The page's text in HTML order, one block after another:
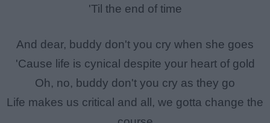
'Til the end of time
And dear, buddy don't you cry when she goes
'Cause life is cynical despite your heart of gold
Oh, no, buddy don't you cry as they go
Life makes us critical and all, we gotta change the